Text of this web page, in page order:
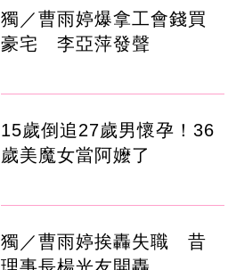
獨／曹雨婷爆拿工會錢買
豪宅 李亞萍發聲
15歲倒追27歲男懷孕！36
歲美魔女當阿嬤了
獨／曹雨婷挨轟失職 昔